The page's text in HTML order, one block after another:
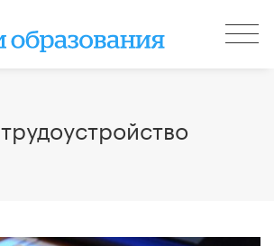
трудоустройство